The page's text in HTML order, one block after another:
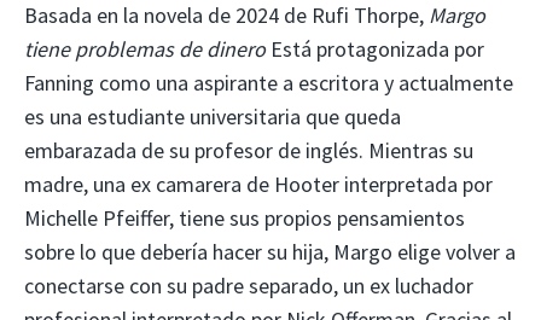
Basada en la novela de 2024 de Rufi Thorpe, Margo
tiene problemas de dineroEstá protagonizada por
Fanning como una aspirante a escritora y actualmente
es una estudiante universitaria que queda
embarazada de su profesor de inglés. Mientras su
madre, una ex camarera de Hooter interpretada por
Michelle Pfeiffer, tiene sus propios pensamientos
sobre lo que debería hacer su hija, Margo elige volver a
conectarse con su padre separado, un ex luchador